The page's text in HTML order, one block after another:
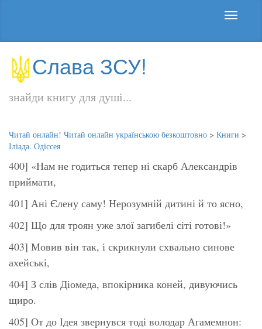
Слава ЗСУ!
знайди книгу для душі...
Читай онлайн! Читай онлайн українською безкоштовно > Книги >
Іліада. Одіссея
400] «Нам не годиться тепер ні скарб Александрів
приймати,
401] Ані Єлену саму! Нерозумній дитині й то ясно,
402] Що для троян уже злої загибелі сіті готові!»
403] Мовив він так, і скрикнули схвально синове
ахейські,
404] З слів Діомеда, впокірника коней, дивуючись
щиро.
405] От до Ідея звернувся тоді володар Агамемнон: